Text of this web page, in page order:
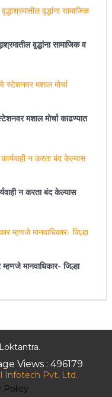
वृद्धांना सामाजिक व
मशाल मोर्चा काढण्यात
न करता बंद केल्यास
मानवाधिकार- जिल्हा
Views : 496179
Infotech Pvt. Ltd.
Policy